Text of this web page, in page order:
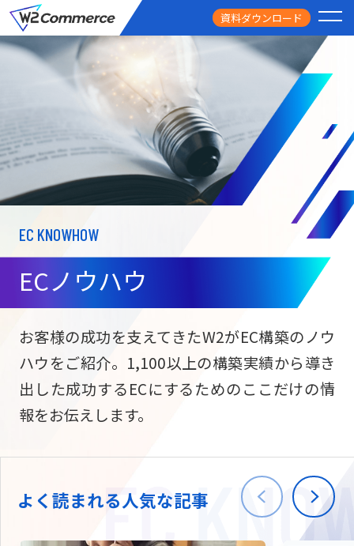
資料ダウンロード
サービス
ECサイト構築
サブスク/定期通販
ECサイト構築
海外進出・現地
W2
PRICE
料金
FEATURE
導入事例
USEFUL
お役立ち情報
NEWS
ニュース
会社情報
TW
EC KNOWHOW
ECノウハウ
お客様の成功を支えてきたW2がEC構築のノウ
ハウをご紹介。1,100以上の構築実績から導き
出した成功するECにするためのここだけの情
報をお伝えします。
よく読まれる人気な記事